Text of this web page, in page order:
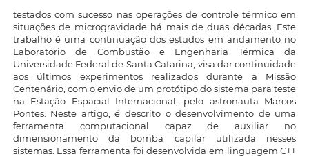
testados com sucesso nas operações de controle térmico em
situações de microgravidade há mais de duas décadas. Este
trabalho é uma continuação dos estudos em andamento no
Laboratório de Combustão e Engenharia Térmica da
Universidade Federal de Santa Catarina, visa dar continuidade
aos últimos experimentos realizados durante a Missão
Centenário, com o envio de um protótipo do sistema para teste
na Estação Espacial Internacional, pelo astronauta Marcos
Pontes. Neste artigo, é descrito o desenvolvimento de uma
ferramenta computacional capaz de auxiliar no
dimensionamento da bomba capilar utilizada nesses
sistemas. Essa ferramenta foi desenvolvida em linguagem C++